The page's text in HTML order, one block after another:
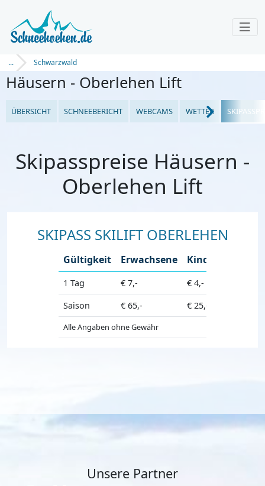
... Schwarzwald
Häusern - Oberlehen Lift
ÜBERSICHT SCHNEEBERICHT WEBCAMS WETTER
Skipasspreise Häusern -
Oberlehen Lift
SKIPASS SKILIFT OBERLEHEN
Gültigkeit Erwachsene Kinder
1 Tag € 7,-
€ 4,-
Saison
€ 65,- € 25,-
Alle Angaben ohne Gewähr
Unsere Partner